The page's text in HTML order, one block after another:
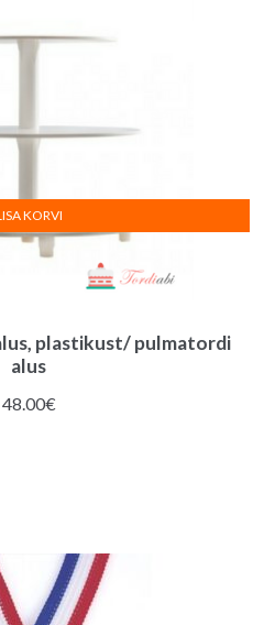
plastikust/ pulmatordi
alus
48.00€
KORVI